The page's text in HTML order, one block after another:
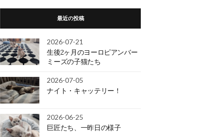
最近の投稿
2026-07-21
生後2ヶ月のヨーロピアンバー
ミーズの子猫たち
2026-07-05
ナイト・キャッテリー！
2026-06-25
巨匠たち、一昨日の様子